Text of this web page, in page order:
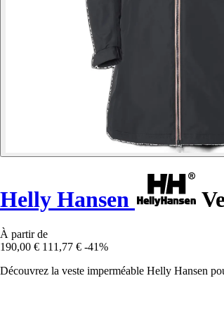
Helly Hansen
À partir de
190,00 € 111,77 € -41%
Découvrez la veste imperméable Helly Hansen